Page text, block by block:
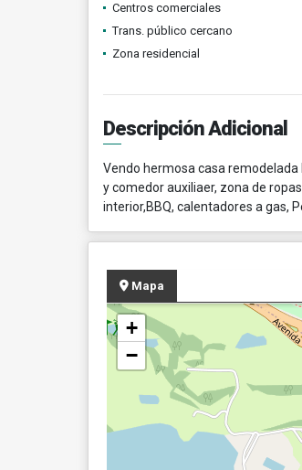
Centros comerciales
Trans. público cercano
Zona residencial
Descripción Adicional
Vendo hermosa casa
y comedor auxiliaer, zona de
interior,BBQ, calentadores a gas,
Mapa
+
−